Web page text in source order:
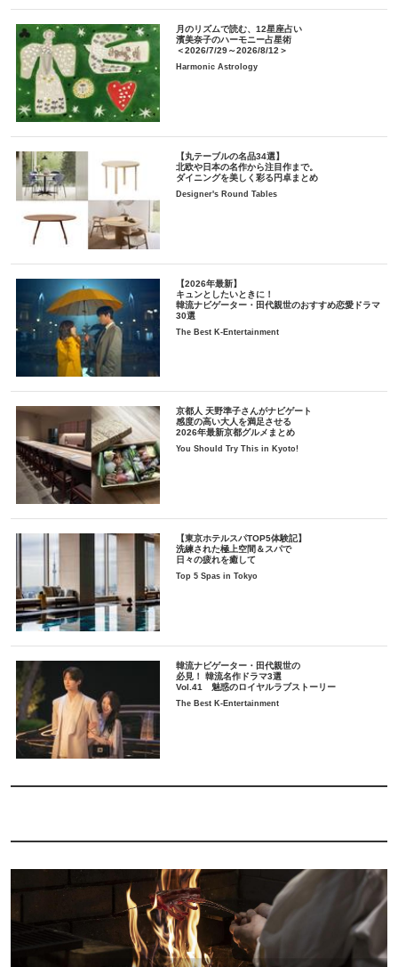
月のリズムで読む、12星座占い
濱美奈子のハーモニー占星術
＜2026/7/29～2026/8/12＞
Harmonic Astrology
【丸テーブルの名品34選】
北欧や日本の名作から注目作まで。
ダイニングを美しく彩る円卓まとめ
Designer's Round Tables
【2026年最新】
キュンとしたいときに！
韓流ナビゲーター・田代親世のおすすめ恋愛ドラマ
30選
The Best K-Entertainment
京都人 天野準子さんがナビゲート
感度の高い大人を満足させる
2026年最新京都グルメまとめ
You Should Try This in Kyoto!
【東京ホテルスパTOP5体験記】
洗練された極上空間＆スパで
日々の疲れを癒して
Top 5 Spas in Tokyo
韓流ナビゲーター・田代親世の
必見！ 韓流名作ドラマ3選
Vol.41 魅惑のロイヤルラブストーリー
The Best K-Entertainment